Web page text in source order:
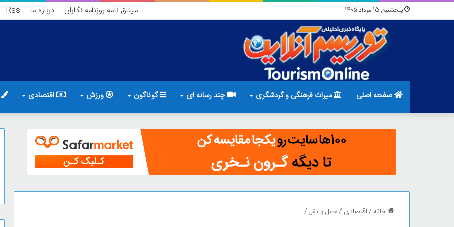
پنجشنبه, 15 مرداد 1405 میثاق نامه روزنامه نگاران درباره ما Rss
صفحه اصلی میراث فرهنگی و گردشگری چند رسانه ای گوناگون ورزش اقتصادی
خانه/اقتصادی/حمل و نقل/